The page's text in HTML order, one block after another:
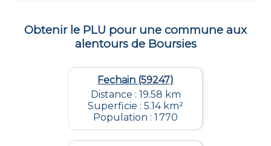
Obtenir le PLU pour une commune aux
alentours de Boursies
Fechain (59247)
Distance : 19.58 km
Superficie : 5.14 km²
Population : 1 770